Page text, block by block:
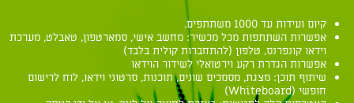
קיום ועידות עד 1000 משתתפים.
אפשרות השתתפות מכל מכשיר: מחשב אישי, סמארטפון, טאבלט, מערכת
וידאו קונפרנס, טלפון (להתחברות קולית בלבד)
אפשרות הגדרת רקע וירטואלי לשידור הוידאו
שיתוף תוכן: מצגת, מסמכים שונים, תוכנות, סרטוני וידאו, לוח לרישום
חופשי (Whiteboard)